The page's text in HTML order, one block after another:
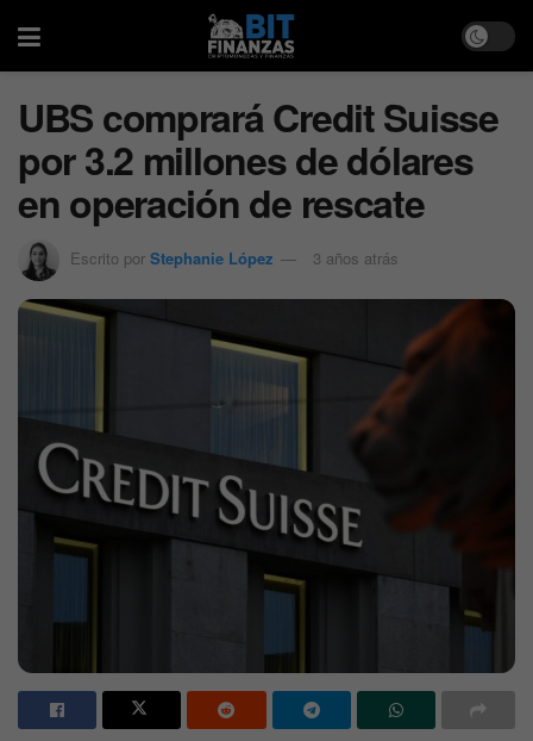
UBS comprará Credit Suisse
por 3.2 millones de dólares
en operación de rescate
Escrito por Stephanie López 3 años atrás